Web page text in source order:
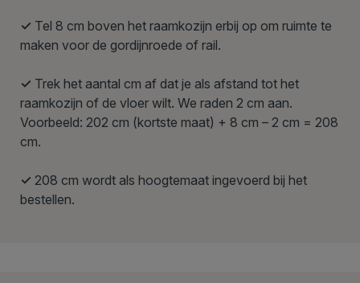
✓ Tel 8 cm boven het raamkozijn erbij op om ruimte te
maken voor de gordijnroede of rail.
✓ Trek het aantal cm af dat je als afstand tot het
raamkozijn of de vloer wilt. We raden 2 cm aan.
Voorbeeld: 202 cm (kortste maat) + 8 cm – 2 cm = 208
cm.
✓ 208 cm wordt als hoogtemaat ingevoerd bij het
bestellen.